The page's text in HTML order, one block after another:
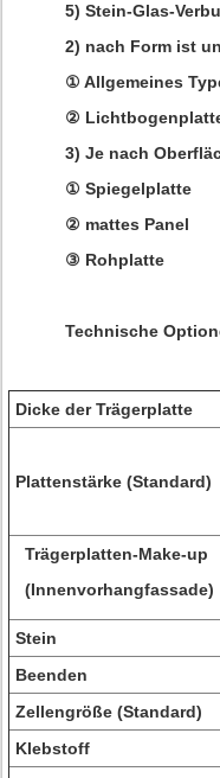
5) Stein-Glas-
2) nach Form ist
① Allgemeines
②
3) Je nach
① Spiegelplatte
② mattes Panel
③ Rohplatte
Technische
Dicke der Trägerplatte
Plattenstärke (Standard)
Trägerplatten-Make-up
(Innenvorhangfassade)
Stein
Beenden
Zellengröße (Standard)
Klebstoff